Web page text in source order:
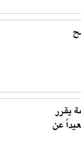
يقرر
عن